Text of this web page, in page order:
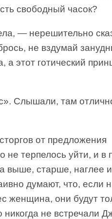
свободный часок?
— нерешительно
не вздумай
этот готический
Слышали, там
от предложения
не терпелось уйти, и в
выше, старше, наглее
думают, что, если
женщина, они будут
не встречали